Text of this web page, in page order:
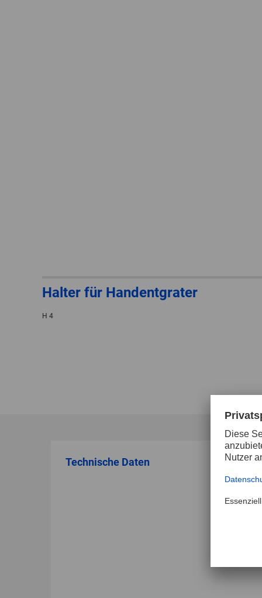
Halter für Handentgrater
H 4
Technische Daten